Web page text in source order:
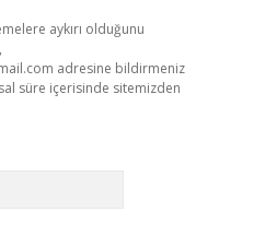
aykırı olduğunu
adresine bildirmeniz
süre içerisinde sitemizden